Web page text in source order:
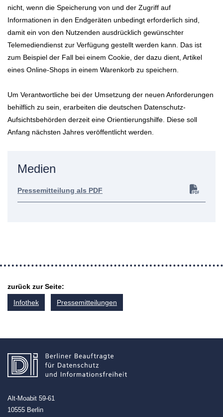
nicht, wenn die Speicherung von und der Zugriff auf
Informationen in den Endgeräten unbedingt erforderlich sind,
damit ein von den Nutzenden ausdrücklich gewünschter
Telemediendienst zur Verfügung gestellt werden kann. Das ist
zum Beispiel der Fall bei einem Cookie, der dazu dient, Artikel
eines Online-Shops in einem Warenkorb zu speichern.
Um Verantwortliche bei der Umsetzung der neuen Anforderungen
behilflich zu sein, erarbeiten die deutschen Datenschutz-
Aufsichtsbehörden derzeit eine Orientierungshilfe. Diese soll
Anfang nächsten Jahres veröffentlicht werden.
Medien
Pressemitteilung als PDF
zurück zur Seite:
Infothek
Pressemitteilungen
Alt-Moabit 59-61
10555 Berlin